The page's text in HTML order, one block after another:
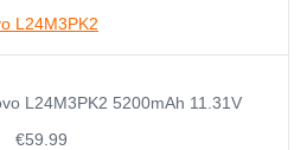
L24M3PK2 5200mAh 11.31V
€59.99